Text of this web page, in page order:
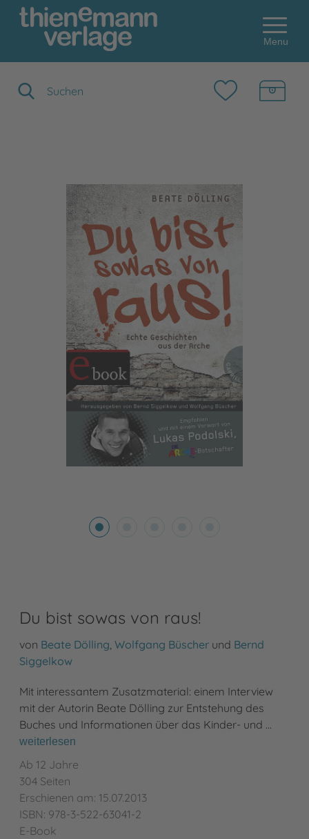
Menu
Du bist sowas von raus!
von Beate Dölling, Wolfgang Büscher und Bernd
Siggelkow
Mit interessantem Zusatzmaterial: einem Interview
mit der Autorin Beate Dölling zur Entstehung des
Buches und Informationen über das Kinder- und …
weiterlesen
Ab 12 Jahre
304 Seiten
Erschienen am: 15.07.2013
ISBN: 978-3-522-63041-2
E-Book